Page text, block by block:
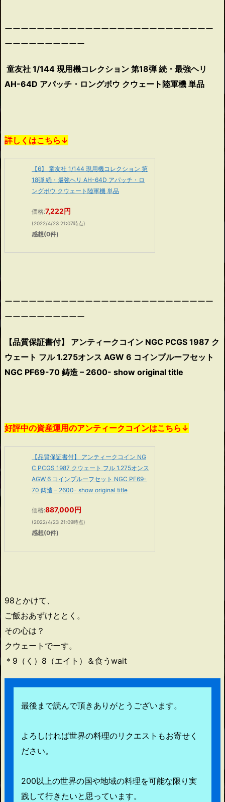
ーーーーーーーーーーーーーーーーーーーーーーーーーー
ーーーーーーーーーー
童友社 1/144 現用機コレクション 第18弾 続・最強ヘリ
AH-64D アパッチ・ロングボウ クウェート陸軍機 単品
詳しくはこちら↓
【6】 童友社 1/144 現用機コレクション 第
18弾 続・最強ヘリ AH-64D アパッチ・ロ
ングボウ クウェート陸軍機 単品
価格:7,222円
(2022/4/23 21:07時点)
感想(0件)
ーーーーーーーーーーーーーーーーーーーーーーーーーー
ーーーーーーーーーー
【品質保証書付】 アンティークコイン NGC PCGS 1987 ク
ウェート フル 1.275オンス AGW 6 コインプルーフセット
NGC PF69-70 鋳造 – 2600- show original title
好評中の資産運用のアンティークコインはこちら↓
【品質保証書付】 アンティークコイン NG
C PCGS 1987 クウェート フル 1.275オンス
AGW 6 コインプルーフセット NGC PF69-
70 鋳造 – 2600- show original title
価格:887,000円
(2022/4/23 21:09時点)
感想(0件)
98とかけて、
ご飯おあずけととく。
その心は？
クウェートでーす。
＊9（く）8（エイト）＆食うwait
最後まで読んで頂きありがとうございます。
よろしければ世界の料理のリクエストもお寄せく
ださい。
200以上の世界の国や地域の料理を可能な限り実
践して行きたいと思っています。